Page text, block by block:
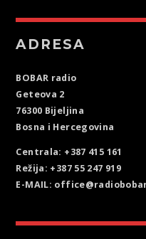
ADRESA
BOBAR radio
Geteova 2
76300 Bijeljina
Bosna i Hercegovina
Centrala: +387 415 161
Režija: +387 55 247 919
E-MAIL: